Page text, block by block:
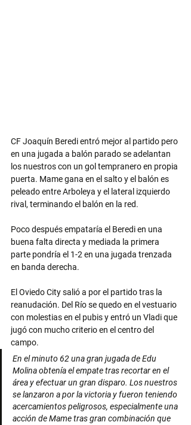
CF Joaquín Beredi entró mejor al partido pero
en una jugada a balón parado se adelantan
los nuestros con un gol tempranero en propia
puerta. Mame gana en el salto y el balón es
peleado entre Arboleya y el lateral izquierdo
rival, terminando el balón en la red.
Poco después empataría el Beredi en una
buena falta directa y mediada la primera
parte pondría el 1-2 en una jugada trenzada
en banda derecha.
El Oviedo City salió a por el partido tras la
reanudación. Del Río se quedo en el vestuario
con molestias en el pubis y entró un Vladi que
jugó con mucho criterio en el centro del
campo.
En el minuto 62 una gran jugada de Edu
Molina obtenía el empate tras recortar en el
área y efectuar un gran disparo. Los nuestros
se lanzaron a por la victoria y fueron teniendo
acercamientos peligrosos, especialmente una
acción de Mame tras gran combinación que